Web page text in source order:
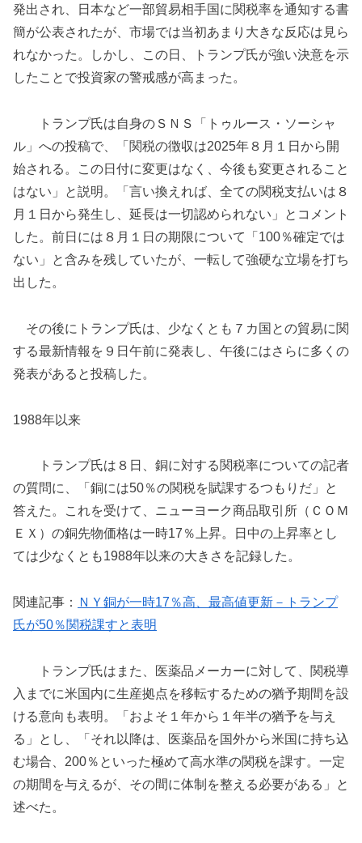
発出され、日本など一部貿易相手国に関税率を通知する書
簡が公表されたが、市場では当初あまり大きな反応は見ら
れなかった。しかし、この日、トランプ氏が強い決意を示
したことで投資家の警戒感が高まった。
トランプ氏は自身のＳＮＳ「トゥルース・ソーシャ
ル」への投稿で、「関税の徴収は2025年８月１日から開
始される。この日付に変更はなく、今後も変更されること
はない」と説明。「言い換えれば、全ての関税支払いは８
月１日から発生し、延長は一切認められない」とコメント
した。前日には８月１日の期限について「100％確定では
ない」と含みを残していたが、一転して強硬な立場を打ち
出した。
その後にトランプ氏は、少なくとも７カ国との貿易に関
する最新情報を９日午前に発表し、午後にはさらに多くの
発表があると投稿した。
1988年以来
トランプ氏は８日、銅に対する関税率についての記者
の質問に、「銅には50％の関税を賦課するつもりだ」と
答えた。これを受けて、ニューヨーク商品取引所（ＣＯＭ
ＥＸ）の銅先物価格は一時17％上昇。日中の上昇率とし
ては少なくとも1988年以来の大きさを記録した。
関連記事：
ＮＹ銅が一時17％高、最高値更新－トランプ
氏が50％関税課すと表明
トランプ氏はまた、医薬品メーカーに対して、関税導
入までに米国内に生産拠点を移転するための猶予期間を設
ける意向も表明。「およそ１年から１年半の猶予を与え
る」とし、「それ以降は、医薬品を国外から米国に持ち込
む場合、200％といった極めて高水準の関税を課す。一定
の期間を与えるが、その間に体制を整える必要がある」と
述べた。